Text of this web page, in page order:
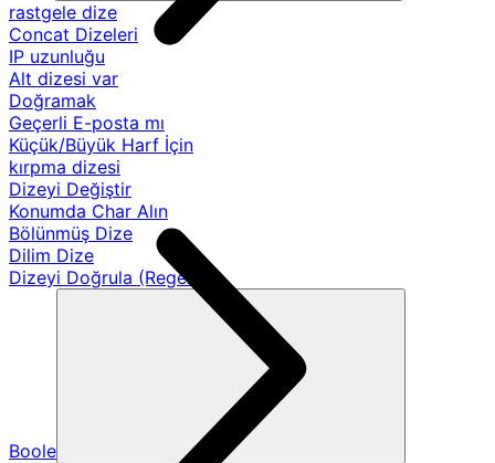
rastgele dize
Concat Dizeleri
IP uzunluğu
Alt dizesi var
Doğramak
Geçerli E-posta mı
Küçük/Büyük Harf İçin
kırpma dizesi
Dizeyi Değiştir
Konumda Char Alın
Bölünmüş Dize
Dilim Dize
Dizeyi Doğrula (Regex)
Boole